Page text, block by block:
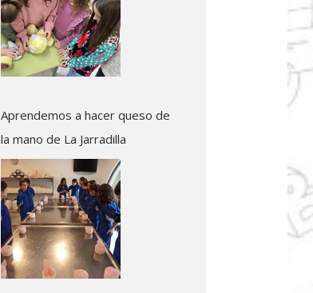
Aprendemos a hacer queso de
la mano de La Jarradilla